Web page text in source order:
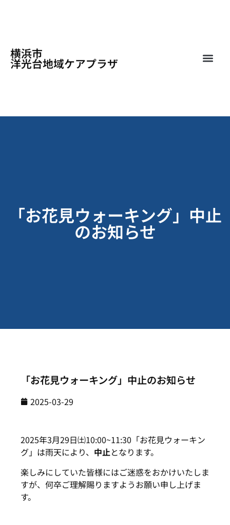
横浜市
洋光台地域ケアプラザ
「お花見ウォーキング」中止
のお知らせ
「お花見ウォーキング」中止のお知らせ
2025-03-29
2025年3月29日㈯10:00~11:30「お花見ウォーキン
グ」は雨天により、 中止となります。
楽しみにしていた皆様にはご迷惑をおかけいたしま
すが、何卒ご理解賜りますようお願い申し上げま
す。